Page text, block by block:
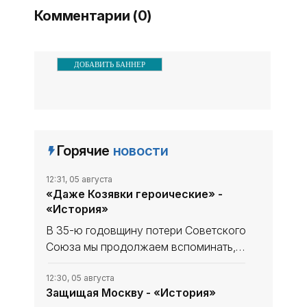
Комментарии (0)
ДОБАВИТЬ БАННЕР
Горячие новости
12:31, 05 августа
«Даже Козявки героические» -
«История»
В 35-ю годовщину потери Советского
Союза мы продолжаем вспоминать,
в СССР. В минувшем выпуске рубрики
начали рассказ, как дорогу в космос
12:30, 05 августа
Защищая Москву - «История»